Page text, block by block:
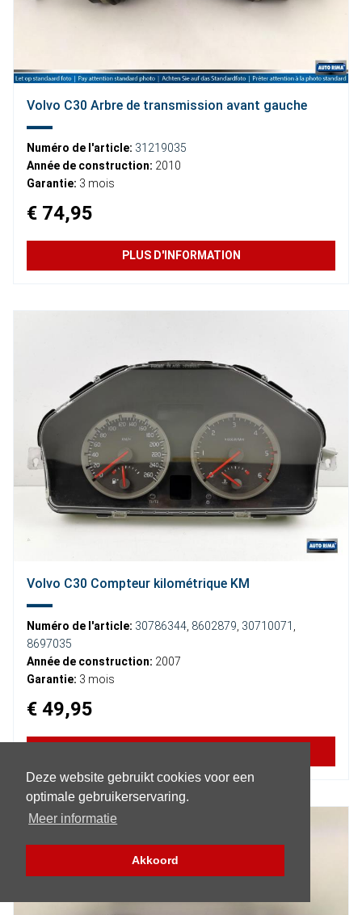
Deze website gebruikt cookies voor een
optimale gebruikerservaring.
Meer informatie
Akkoord
Volvo C30 Arbre de transmission avant gauche
Numéro de l'article: 31219035
Année de construction: 2010
Garantie: 3 mois
€ 74,95
PLUS D'INFORMATION
Volvo C30 Compteur kilométrique KM
Numéro de l'article: 30786344 8602879 30710071
8697035
Année de construction: 2007
Garantie: 3 mois
€ 49,95